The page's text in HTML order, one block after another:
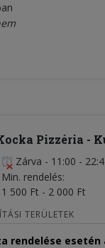
Pizzéria -
Zárva - 11:00 -
Min. rendelés
1 500 Ft - 2 000 Ft
TERÜLETEK
rendelése esetén